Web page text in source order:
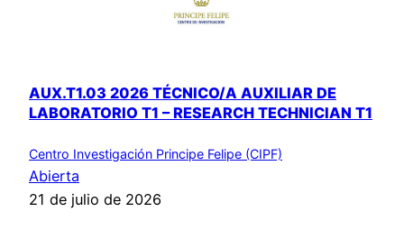
AUX.T1.03 2026 TÉCNICO/A AUXILIAR DE
LABORATORIO T1 – RESEARCH TECHNICIAN T1
Centro Investigación Principe Felipe (CIPF)
Abierta
21 de julio de 2026